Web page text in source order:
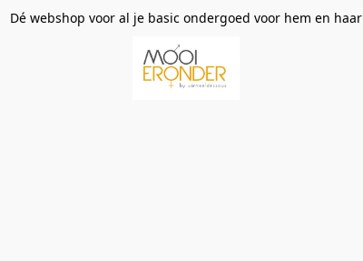
Dé webshop voor al je basic ondergoed voor hem en haar